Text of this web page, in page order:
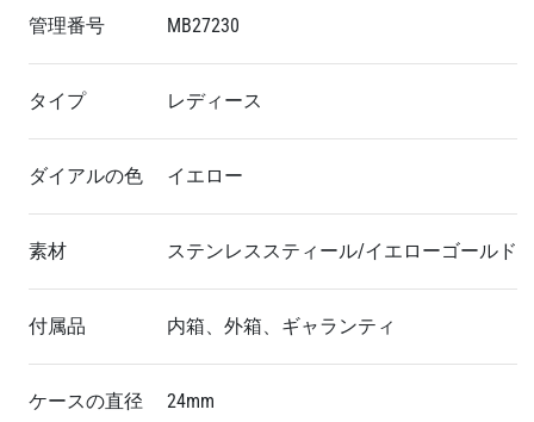
管理番号 MB27230
タイプ レディース
ダイアルの色 イエロー
素材 ステンレススティール/イエローゴールド
付属品 内箱、外箱、ギャランティ
ケースの直径 24mm